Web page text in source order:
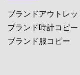
ブランドアウトレッ
ブランド時計コピー
ブランド服コピー